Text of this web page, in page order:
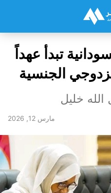
تبدأ عهداً
الجنسية
خليل
مارس 12, 2026